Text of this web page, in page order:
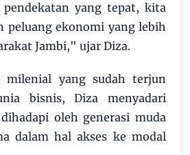
pendekatan yang tepat, kita
peluang ekonomi yang lebih
Jambi," ujar Diza.
milenial yang sudah terjun
bisnis, Diza menyadari
oleh generasi muda
dalam hal akses ke modal